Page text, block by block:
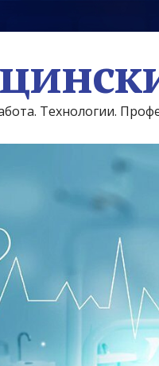
Технологии.